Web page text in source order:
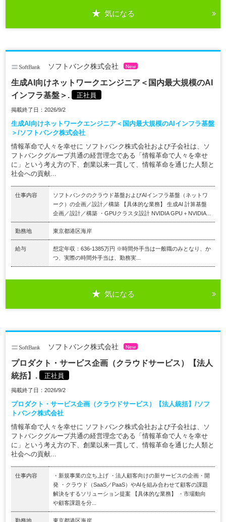
気になる
ソフトバンク株式会社 New
生成AI向けネットワークエンジニア＜国内最大規模のAI
インフラ基盤＞.
正社員
掲載終了日：2026/9/2
生成AI向けネットワークエンジニア＜国内最大規模のAIインフラ基盤
＞/ソフトバンク株式会社
情報革命で人々を幸せに ソフトバンク株式会社および子会社は、ソ
フトバンクグループ共通の経営理念である「情報革命で人々を幸せ
に」という考え方の下、創業以来一貫して、情報革命を通じた人類と
社会への貢献...
仕事内容
ソフトバンクのクラウド基盤およびAIインフラ基盤（ネットワ
ーク）の企画／設計／構築 【具体的な業務】 生成AI 計算基盤
企画／設計／構築 ・GPUクラスタ設計 NVIDIA GPU＋NVIDIA...
勤務地 東京都港区海岸
給与
想定年収：636-1385万円 ※時間外手当は一般職のみとなり、か
つ、実際の時間外手当は、勤務実...
気になる
ソフトバンク株式会社 New
プロダクト・サービス企画（クラウドサービス）【法人
統括】.
正社員
掲載終了日：2026/9/2
プロダクト・サービス企画（クラウドサービス）【法人統括】/ソフ
トバンク株式会社
情報革命で人々を幸せに ソフトバンク株式会社および子会社は、ソ
フトバンクグループ共通の経営理念である「情報革命で人々を幸せ
に」という考え方の下、創業以来一貫して、情報革命を通じた人類と
社会への貢献...
仕事内容
・新規事業の立ち上げ ・法人顧客向けの新サービスの企画・開
発 ・クラウド（SaaS／PaaS）やAIを組み合わせて顧客の課題
解決をするソリューション提案 【具体的な業務】 ・市場動向
や顧客課題を分...
勤務地 東京都港区海岸